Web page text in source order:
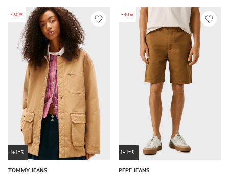
-60%
1+1=3
TOMMY JEANS
-40%
1+1=3
PEPE JEANS